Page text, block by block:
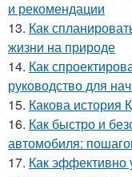
и рекомендации
13. Как
жизни на природе
14. Как
руководство для
15. Какова история
16. Как быстро и
автомобиля:
17. Как эффективно